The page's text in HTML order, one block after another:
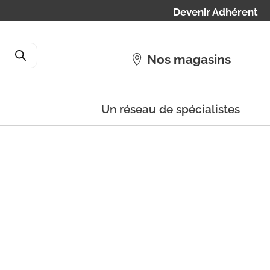
Devenir Adhérent
Nos magasins
Un réseau de spécialistes